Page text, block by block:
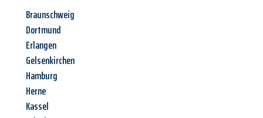
Braunschweig
Dortmund
Erlangen
Gelsenkirchen
Hamburg
Herne
Kassel